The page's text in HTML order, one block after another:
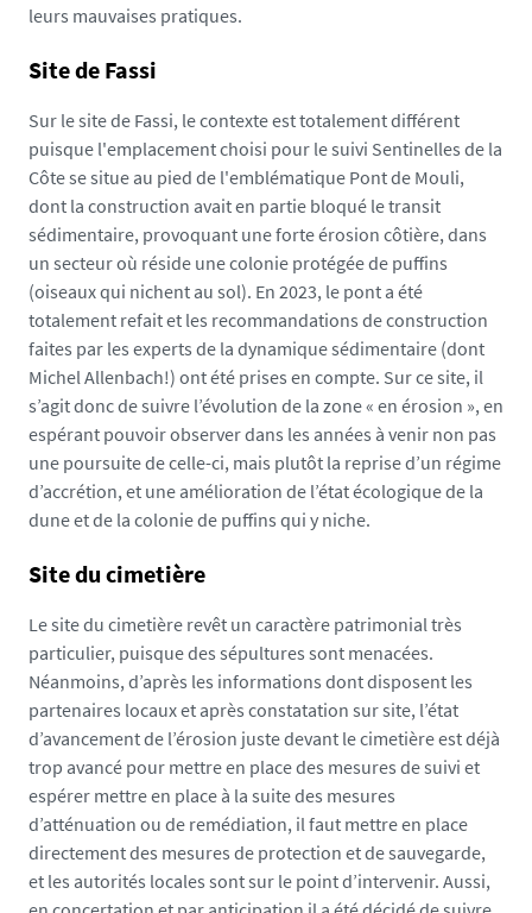
leurs mauvaises pratiques.
Site de Fassi
Sur le site de Fassi, le contexte est totalement différent
puisque l'emplacement choisi pour le suivi Sentinelles de la
Côte se situe au pied de l'emblématique Pont de Mouli,
dont la construction avait en partie bloqué le transit
sédimentaire, provoquant une forte érosion côtière, dans
un secteur où réside une colonie protégée de puffins
(oiseaux qui nichent au sol). En 2023, le pont a été
totalement refait et les recommandations de construction
faites par les experts de la dynamique sédimentaire (dont
Michel Allenbach!) ont été prises en compte. Sur ce site, il
s’agit donc de suivre l’évolution de la zone « en érosion », en
espérant pouvoir observer dans les années à venir non pas
une poursuite de celle-ci, mais plutôt la reprise d’un régime
d’accrétion, et une amélioration de l’état écologique de la
dune et de la colonie de puffins qui y niche.
Site du cimetière
Le site du cimetière revêt un caractère patrimonial très
particulier, puisque des sépultures sont menacées.
Néanmoins, d’après les informations dont disposent les
partenaires locaux et après constatation sur site, l’état
d’avancement de l’érosion juste devant le cimetière est déjà
trop avancé pour mettre en place des mesures de suivi et
espérer mettre en place à la suite des mesures
d’atténuation ou de remédiation, il faut mettre en place
directement des mesures de protection et de sauvegarde,
et les autorités locales sont sur le point d’intervenir. Aussi,